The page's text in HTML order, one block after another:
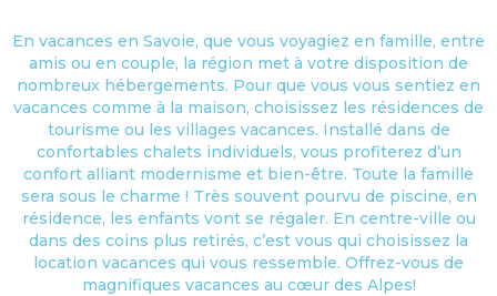
En vacances en Savoie, que vous voyagiez en famille, entre
amis ou en couple, la région met à votre disposition de
nombreux hébergements. Pour que vous vous sentiez en
vacances comme à la maison, choisissez les résidences de
tourisme ou les villages vacances. Installé dans de
confortables chalets individuels, vous profiterez d’un
confort alliant modernisme et bien-être. Toute la famille
sera sous le charme ! Très souvent pourvu de piscine, en
résidence, les enfants vont se régaler. En centre-ville ou
dans des coins plus retirés, c’est vous qui choisissez la
location vacances qui vous ressemble. Offrez-vous de
magnifiques vacances au cœur des Alpes!